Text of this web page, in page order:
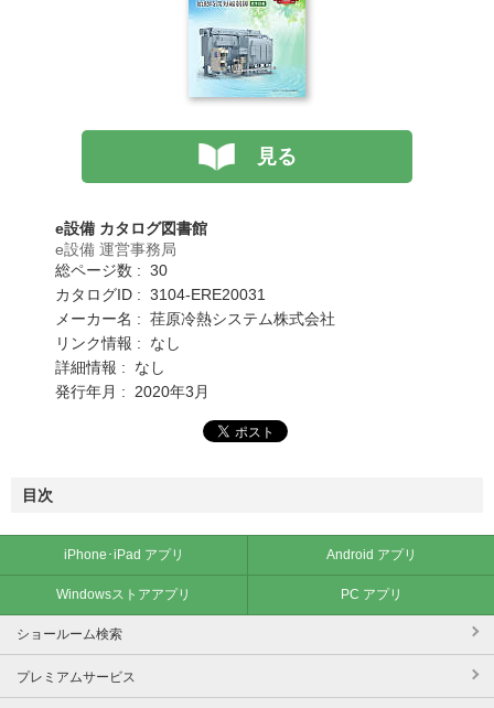
見る
e設備 カタログ図書館
e設備 運営事務局
総ページ数 : 30
カタログID : 3104-ERE20031
メーカー名 : 荏原冷熱システム株式会社
リンク情報 : なし
詳細情報 : なし
発行年月 : 2020年3月
目次
iPhone･iPad アプリ Android アプリ
Windowsストアアプリ PC アプリ
ショールーム検索
プレミアムサービス